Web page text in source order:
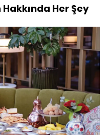
Her Şey